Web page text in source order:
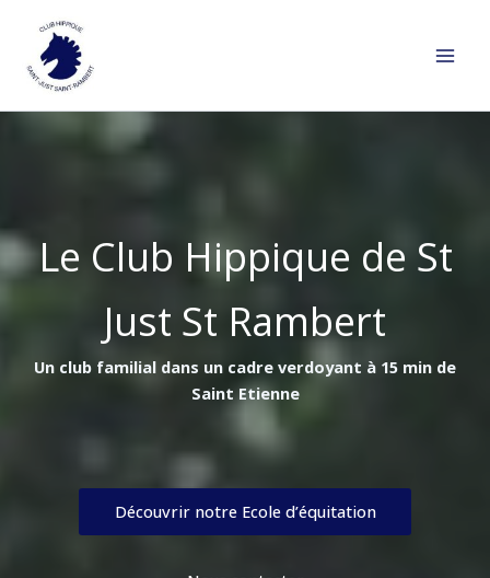
contenu
Le Club Hippique de St
Just St Rambert
Un club familial dans un cadre verdoyant à 15 min de
Saint Etienne
Découvrir notre Ecole d’équitation